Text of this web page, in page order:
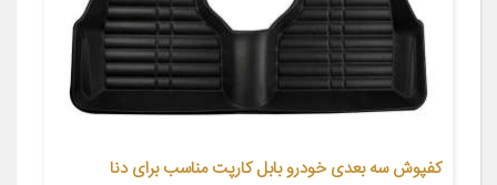
کفپوش سه بعدی خودرو بابل کارپت مناسب برای دنا